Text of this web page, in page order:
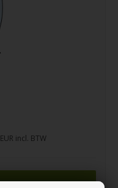
EUR incl. BTW